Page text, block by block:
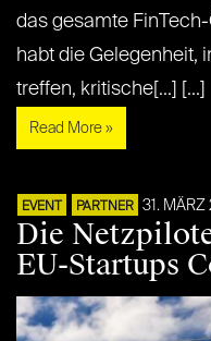
das gesamte
habt die Gelegenheit,
treffen, kritische[...] [...]
Read More »
EVENT PARTNER 31. MÄRZ
Die
EU-Startups